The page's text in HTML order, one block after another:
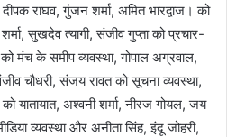
राघव, गुंजन शर्मा, अमित भारद्वाज। को
सुखदेव त्यागी, संजीव गुप्ता को प्रचार-
मंच के समीप व्यवस्था, गोपाल अग्रवाल,
चौधरी, संजय रावत को सूचना व्यवस्था,
को यातायात, अश्वनी शर्मा, नीरज गोयल, जय
व्यवस्था और अनीता सिंह, इंदू जोहरी,